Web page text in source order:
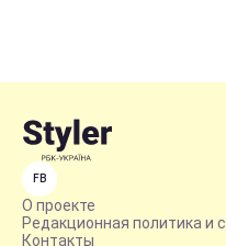
FB
О проекте
Редакционная политика и
Контакты